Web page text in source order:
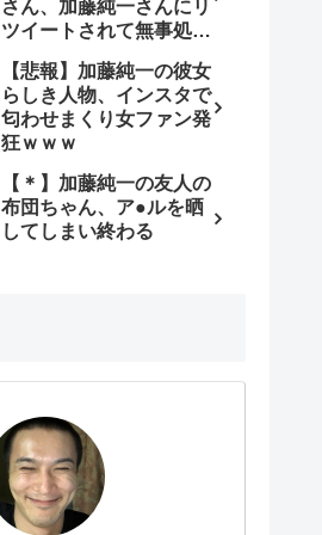
さん、加藤純一さんにリ
ツイートされて無事処さ
【悲報】加藤純一の彼女
らしき人物、インスタで
匂わせまくり女ファン発
狂ｗｗｗ
【＊】加藤純一の友人の
布団ちゃん、ア●ルを晒
してしまい終わる